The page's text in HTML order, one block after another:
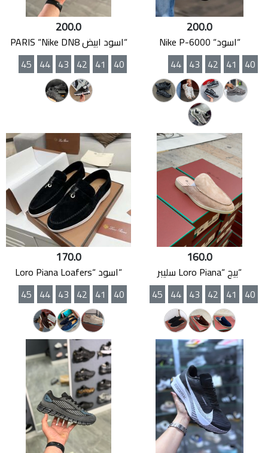
200.0
“اسود“ Nike P-6000
40
41
42
43
44
200.0
“اسود ابيض PARIS “Nike DN8
40
41
42
43
44
45
160.0
“بيج “Loro Piana سليبر
40
41
42
43
44
45
170.0
“اسود “Loro Piana Loafers
40
41
42
43
44
45